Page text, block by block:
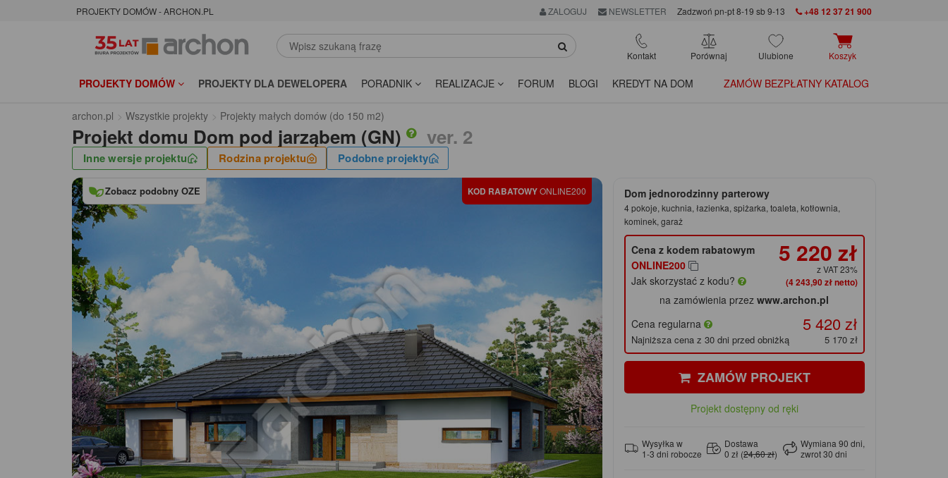
PROJEKTY DOMÓW - ARCHON.PL ZALOGUJ NEWSLETTER Zadzwoń pn-pt 8-19 sb 9-13 +48 12 37 21 900
Kontakt Porównaj Ulubione Koszyk
PROJEKTY DOMÓW PROJEKTY DLA DEWELOPERA PORADNIK REALIZACJE FORUM BLOGI KREDYT NA DOM ZAMÓW BEZPŁATNY KATALOG
archon.pl Wszystkie projekty Projekty małych domów (do 150 m2)
Projekt domu Dom pod jarząbem (GN) ver. 2
Inne wersje projektu Rodzina projektu Podobne projekty
Zobacz podobny OZE KOD RABATOWYONLINE200 Dom jednorodzinny parterowy
4 pokoje, kuchnia, łazienka, spiżarka, toaleta, kotłownia,
kominek, garaż
Cena z kodem rabatowym
ONLINE200
Jak skorzystać z kodu?
5 220 zł
z VAT 23%
(4 243,90 zł netto)
na zamówienia przezwww.archon.pl
Cena regularna
5 420 zł
Najniższa cena z 30 dni przed obniżką 5 170 zł
ZAMÓW PROJEKT
Projekt dostępny od ręki
Wysyłka w
1-3 dni robocze
Dostawa
0 zł (24,60 zł)
Wymiana 90 dni,
zwrot 30 dni